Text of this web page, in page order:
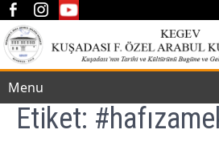
Menu
Etiket: